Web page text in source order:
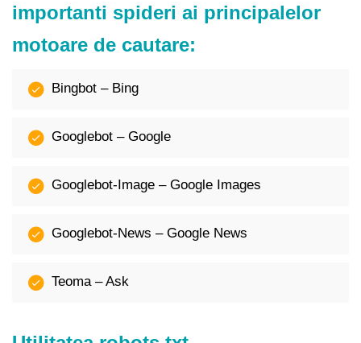
importanti spideri ai principalelor
motoare de cautare:
Bingbot – Bing
Googlebot – Google
Googlebot-Image – Google Images
Googlebot-News – Google News
Teoma – Ask